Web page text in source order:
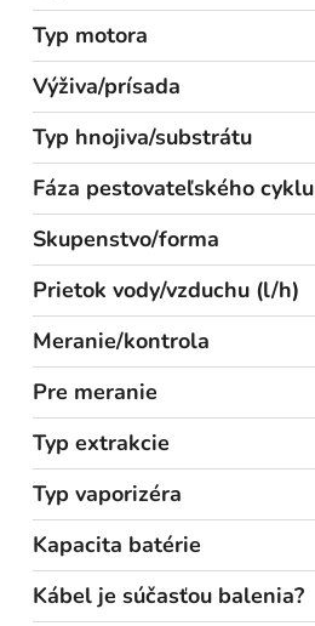
Typ motora
Výživa/prísada
Typ hnojiva/substrátu
Fáza pestovateľského cyklu
Skupenstvo/forma
Prietok vody/vzduchu (l/h)
Meranie/kontrola
Pre meranie
Typ extrakcie
Typ vaporizéra
Kapacita batérie
Kábel je súčasťou balenia?